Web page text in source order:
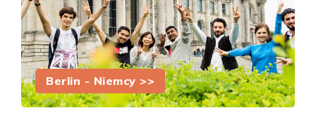
Berlin - Niemcy >>